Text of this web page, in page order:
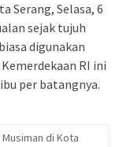
Serang, Selasa, 6
sejak tujuh
digunakan
RI ini
per batangnya.
di Kota